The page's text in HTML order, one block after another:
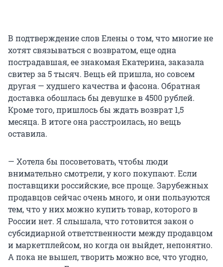
В подтверждение слов Елены о том, что многие не
хотят связываться с возвратом, еще одна
пострадавшая, ее знакомая Екатерина, заказала
свитер за 5 тысяч. Вещь ей пришла, но совсем
другая — худшего качества и фасона. Обратная
доставка обошлась бы девушке в 4500 рублей.
Кроме того, пришлось бы ждать возврат 1,5
месяца. В итоге она расстроилась, но вещь
оставила.
— Хотела бы посоветовать, чтобы люди
внимательно смотрели, у кого покупают. Если
поставщики российские, все проще. Зарубежных
продавцов сейчас очень много, и они пользуются
тем, что у них можно купить товар, которого в
России нет. Я слышала, что готовится закон о
субсидиарной ответственности между продавцом
и маркетплейсом, но когда он выйдет, непонятно.
А пока не вышел, творить можно все, что угодно,